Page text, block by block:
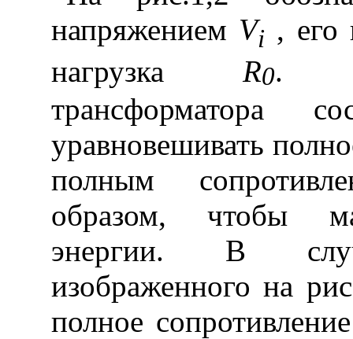
напряжением Vi , его
нагрузка R0.
трансформатора
уравновешивать
полным
образом, чтобы
энергии. В
изображенного на
полное